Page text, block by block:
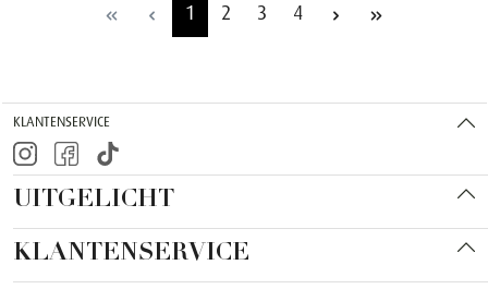
1 2 3 4
KLANTENSERVICE
UITGELICHT
KLANTENSERVICE